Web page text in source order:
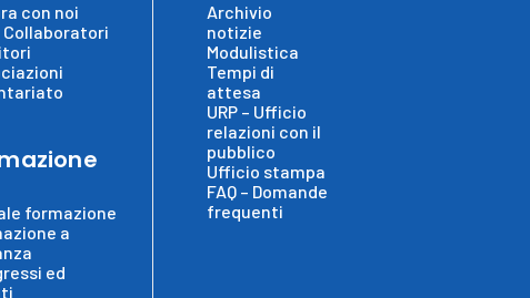
con noi
Collaboratori
formazione
a
ed
Archivio
notizie
Modulistica
Tempi di
attesa
URP – Ufficio
relazioni con il
pubblico
Ufficio stampa
FAQ – Domande
frequenti